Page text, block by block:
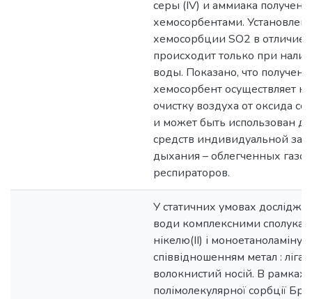
серы (IV) и аммиака
хемосорбентами.
хемосорбции SO2 в отличие
происходит только при
воды. Показано, что
хемосорбент осуществляет
очистку воздуха от оксида
и может быть использован
средств индивидуальной
дыхания – облегченных
респираторов.
У статичних умовах
води комплексними
нікелю(ІІ) і
співвідношенням метал :
волокнистий носій. В рамках
полімолекулярної сорбції